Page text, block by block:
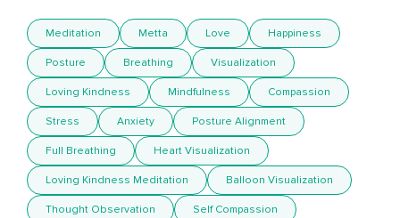
Meditation Metta Love Happiness
Posture Breathing Visualization
Loving Kindness Mindfulness Compassion
Stress Anxiety Posture Alignment
Full Breathing Heart Visualization
Loving Kindness Meditation Balloon Visualization
Thought Observation Self Compassion